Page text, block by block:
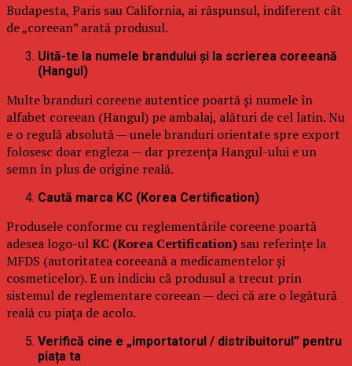
Budapesta, Paris sau California, ai răspunsul, indiferent cât
de „coreean” arată produsul.
Uită-te la numele brandului și la scrierea coreeană
(Hangul)
Multe branduri coreene autentice poartă și numele în
alfabet coreean (Hangul) pe ambalaj, alături de cel latin. Nu
e o regulă absolută — unele branduri orientate spre export
folosesc doar engleza — dar prezența Hangul-ului e un
semn în plus de origine reală.
Caută marca KC (Korea Certification)
Produsele conforme cu reglementările coreene poartă
adesea logo-ulKC (Korea Certification) sau referințe la
MFDS (autoritatea coreeană a medicamentelor și
cosmeticelor). E un indiciu că produsul a trecut prin
sistemul de reglementare coreean — deci că are o legătură
reală cu piața de acolo.
Verifică cine e „importatorul / distribuitorul” pentru
piața ta